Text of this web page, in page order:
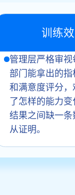
训练
管理层严格审
部门能拿出的
和满意度评分
了怎样的能力
结果之间缺一
从证明。